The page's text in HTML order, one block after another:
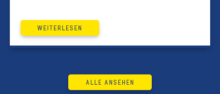
WEITERLESEN
ALLE ANSEHEN